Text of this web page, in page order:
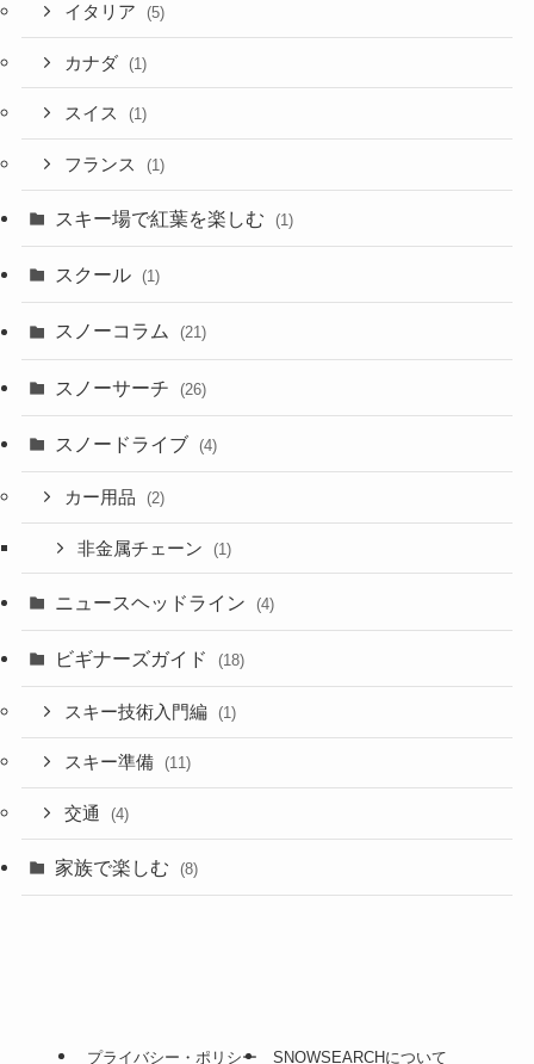
イタリア (5)
カナダ (1)
スイス (1)
フランス (1)
スキー場で紅葉を楽しむ (1)
スクール (1)
スノーコラム (21)
スノーサーチ (26)
スノードライブ (4)
カー用品 (2)
非金属チェーン (1)
ニュースヘッドライン (4)
ビギナーズガイド (18)
スキー技術入門編 (1)
スキー準備 (11)
交通 (4)
家族で楽しむ (8)
プライバシー・ポリシー SNOWSEARCHについて